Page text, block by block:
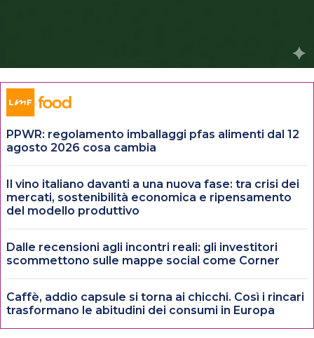
PPWR: regolamento imballaggi pfas alimenti dal 12
agosto 2026 cosa cambia
Il vino italiano davanti a una nuova fase: tra crisi dei
mercati, sostenibilità economica e ripensamento
del modello produttivo
Dalle recensioni agli incontri reali: gli investitori
scommettono sulle mappe social come Corner
Caffè, addio capsule si torna ai chicchi. Così i rincari
trasformano le abitudini dei consumi in Europa